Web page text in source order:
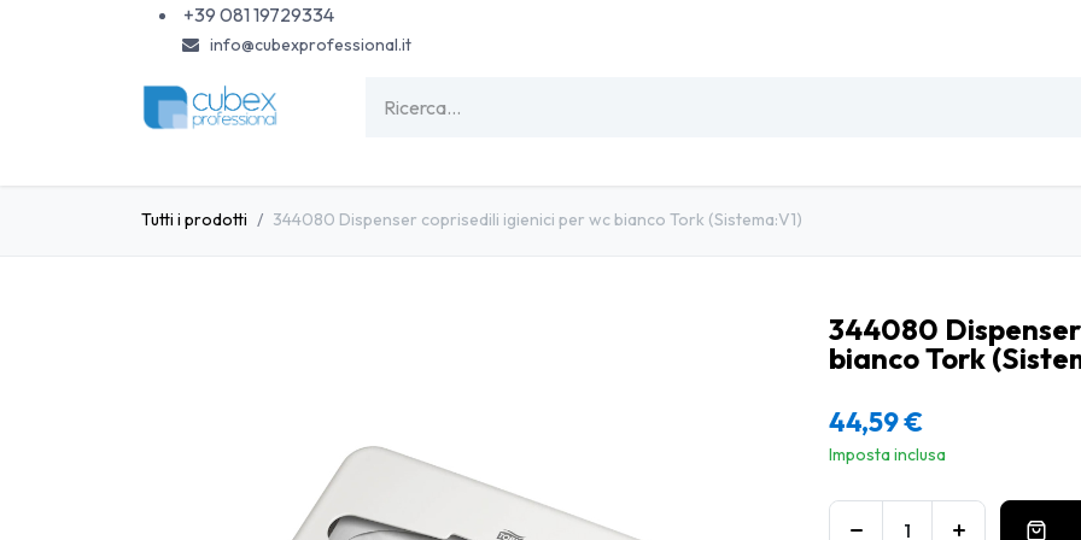
+39 081 19729334
info@cubexprofessional.it
Tutti i prodotti 344080 Dispenser coprisedili igienici per wc bianco Tork (Sistema:V1)
344080
bianco Tork
44,59€
Imposta inclusa